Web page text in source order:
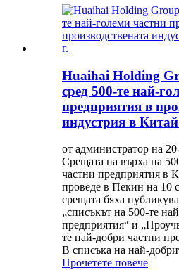
Huaihai Holding
сред 500-те най-
предприятия в
индустрия в Китай
от администратор на
Срещата на върха на
частни предприятия в
проведе в Пекин на 10
срещата бяха
„списъкът на 500-те
предприятия“ и
те най-добри частни
В списъка на най-
Прочетете повече